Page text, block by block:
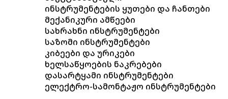
ინსტრუმენტების ყუთები და ჩანთები
მექანიკური ამწეები
სახრახნი ინსტრუმენტები
საზომი ინსტრუმენტები
კიბეები და ურიკები
ხელსაწყოების ნაკრებები
დასარტყამი ინსტრუმენტები
ელექტრო-სამონტაჟო ინსტრუმენტები